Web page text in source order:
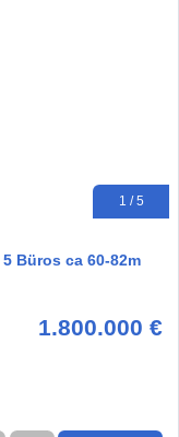
1 / 5
Büros ca 60-82m
1.800.000 €